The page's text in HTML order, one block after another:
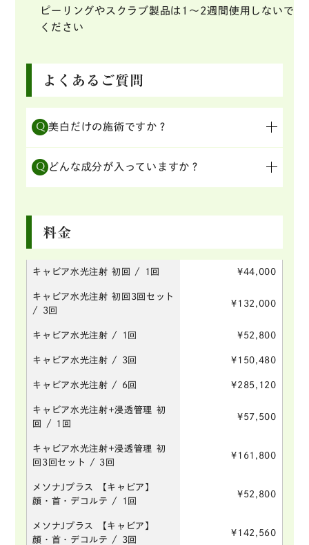
ピーリングやスクラブ製品は1〜2週間使用しないで
ください
よくあるご質問
Q 美白だけの施術ですか？
A
美白・透明感に加えて、保湿・ハリ・赤みの軽減
Q どんな成分が入っていますか？
物由来エクソソーム、5種の美白成分（グルタチ
オン、トラネキサム酸、ビタミンC、ナイアシン
アミド、アルブチン）を配合した、韓国発のオー
ルインワンスキンブースターです。
料金
キャビア水光注射 初回 / 1回 ¥44,000
キャビア水光注射 初回3回セット
/ 3回
¥132,000
キャビア水光注射 / 1回 ¥52,800
キャビア水光注射 / 3回 ¥150,480
キャビア水光注射 / 6回 ¥285,120
キャビア水光注射+浸透管理 初
回 / 1回
¥57,500
キャビア水光注射+浸透管理 初
回3回セット / 3回
¥161,800
メソナJプラス 【キャビア】
顔・首・デコルテ / 1回
¥52,800
メソナJプラス 【キャビア】
顔・首・デコルテ / 3回
¥142,560